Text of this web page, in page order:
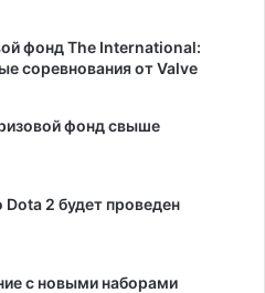
фонд The International:
соревнования от Valve
фонд свыше
2 будет проведен
с новыми наборами